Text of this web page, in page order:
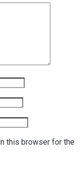
this browser for the